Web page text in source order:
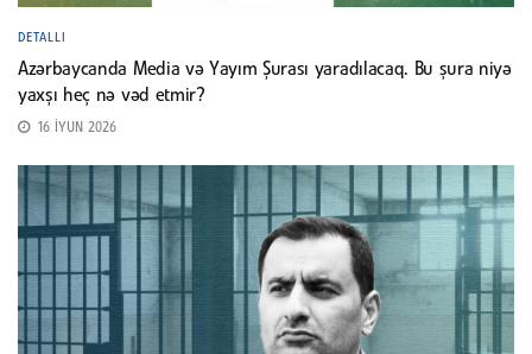
DETALLI
Azərbaycanda Media və Yayım Şurası yaradılacaq. Bu şura niyə
yaxşı heç nə vəd etmir?
16 İYUN 2026